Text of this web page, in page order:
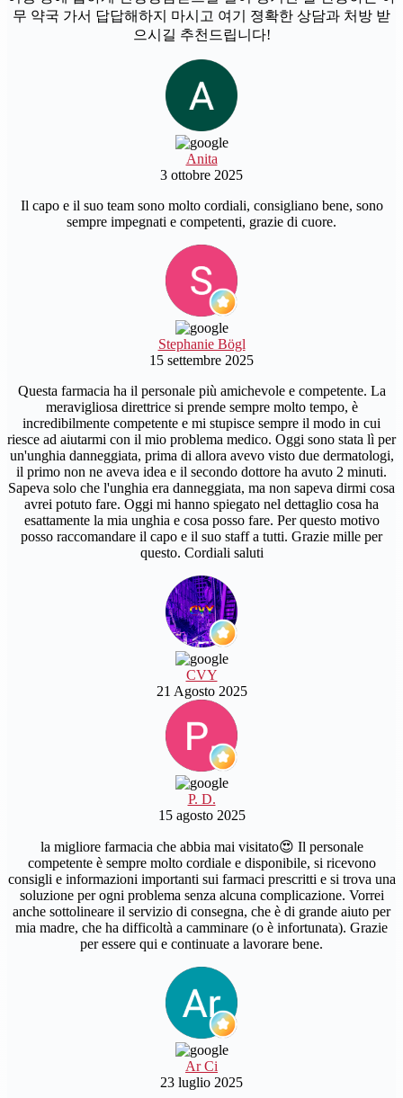
무 약국 가서 답답해하지 마시고 여기 졍확한 상담과 처방 받
으시길 추천드립니다!
Anita
3 ottobre 2025
Il capo e il suo team sono molto cordiali, consigliano bene, sono
sempre impegnati e competenti, grazie di cuore.
Stephanie Bögl
15 settembre 2025
Questa farmacia ha il personale più amichevole e competente. La
meravigliosa direttrice si prende sempre molto tempo, è
incredibilmente competente e mi stupisce sempre il modo in cui
riesce ad aiutarmi con il mio problema medico. Oggi sono stata lì per
un'unghia danneggiata, prima di allora avevo visto due dermatologi,
il primo non ne aveva idea e il secondo dottore ha avuto 2 minuti.
Sapeva solo che l'unghia era danneggiata, ma non sapeva dirmi cosa
avrei potuto fare. Oggi mi hanno spiegato nel dettaglio cosa ha
esattamente la mia unghia e cosa posso fare. Per questo motivo
posso raccomandare il capo e il suo staff a tutti. Grazie mille per
questo. Cordiali saluti
CVY
21 Agosto 2025
P. D.
15 agosto 2025
la migliore farmacia che abbia mai visitato😍 Il personale
competente è sempre molto cordiale e disponibile, si ricevono
consigli e informazioni importanti sui farmaci prescritti e si trova una
soluzione per ogni problema senza alcuna complicazione. Vorrei
anche sottolineare il servizio di consegna, che è di grande aiuto per
mia madre, che ha difficoltà a camminare (o è infortunata). Grazie
per essere qui e continuate a lavorare bene.
Ar Ci
23 luglio 2025